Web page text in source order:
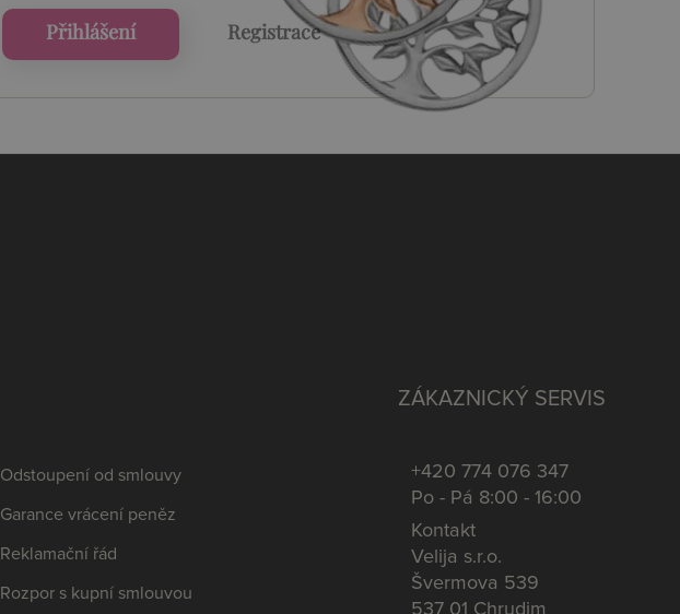
Přihlášení Registrace
ZÁKAZNICKÝ SERVIS
+420 774 076 347
Po - Pá 8:00 - 16:00
Kontakt
Velija s.r.o.
Švermova 539
537 01 Chrudim
Odstoupení od smlouvy
Garance vrácení peněz
Reklamační řád
Rozpor s kupní smlouvou